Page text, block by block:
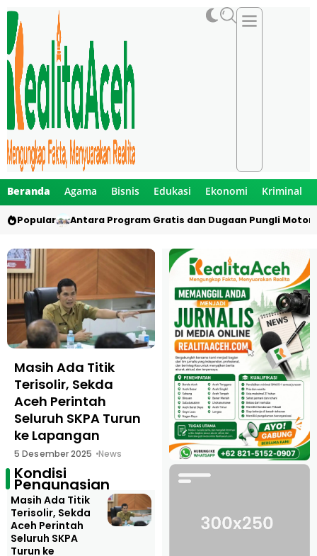
Beranda Agama Bisnis Edukasi Ekonomi Kriminal
Popular Antara Program Gratis dan Dugaan Pungli Motor
Masih Ada Titik
Terisolir, Sekda
Aceh Perintah
Seluruh SKPA Turun
ke Lapangan
5 Desember 2025 News
Kondisi
Pengungsian
Masih Ada Titik
Terisolir, Sekda
Aceh Perintah
Seluruh SKPA
Turun ke